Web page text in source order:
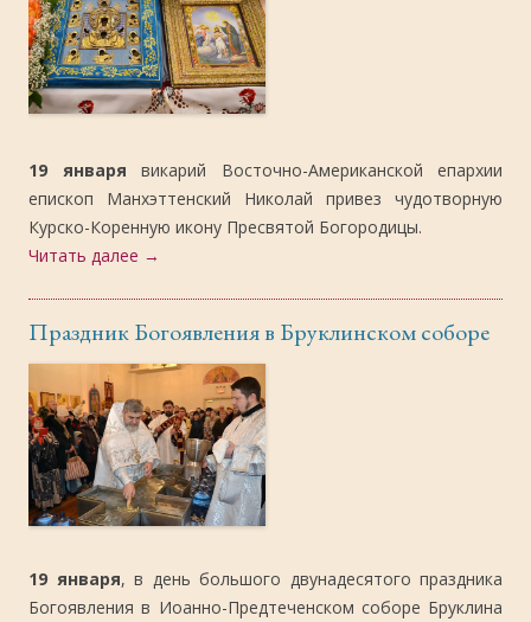
19 января викарий Восточно-Американской епархии
епископ Манхэттенский Николай привез чудотворную
Курско-Коренную икону Пресвятой Богородицы.
Читать далее →
Праздник Богоявления в Бруклинском соборе
19 января, в день большого двунадесятого праздника
Богоявления в Иоанно-Предтеченском соборе Бруклина